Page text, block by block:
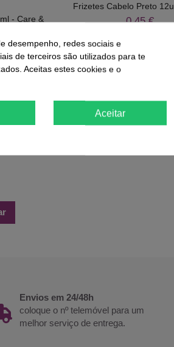
- Care &
Frizetes Cabelo Preto
0,45 €
Envios em 24/48h
coloque o nº telemóvel para um
melhor serviço de entrega.
desempenho, redes sociais e
de terceiros são utilizados para te
Aceitas estes cookies e o
Aceitar